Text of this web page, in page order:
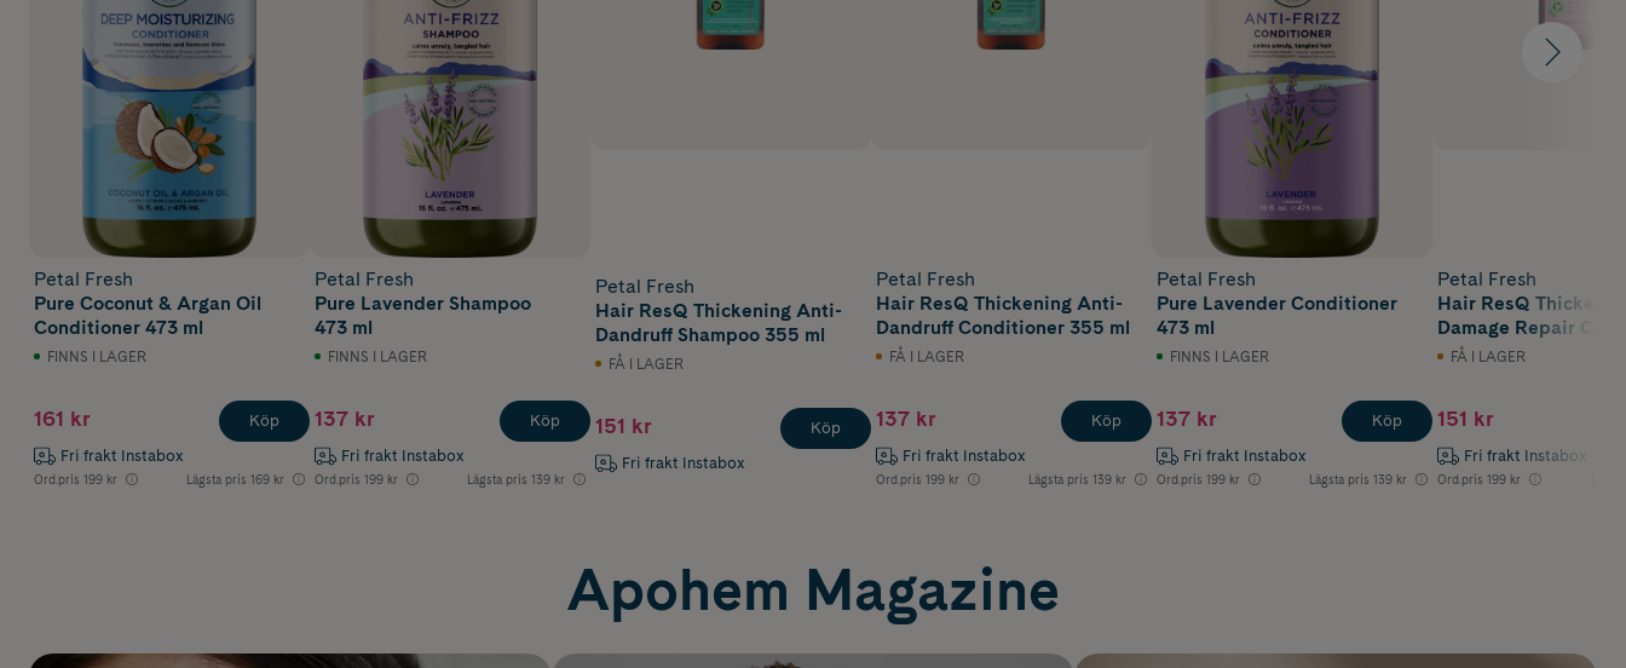
Petal Fresh
Pure Coconut & Argan Oil
Conditioner 473 ml
FINNS I LAGER
161 kr
Fri frakt Instabox
Ord.pris 199 kr Lägsta pris 169 kr
Köp
Petal Fresh
Pure Lavender Shampoo
473 ml
FINNS I LAGER
137 kr
Fri frakt Instabox
Ord.pris 199 kr Lägsta pris 139 kr
Köp
Petal Fresh
Hair ResQ Thickening Anti-
Dandruff Shampoo 355 ml
FÅ I LAGER
151 kr
Fri frakt Instabox
Köp
Petal Fresh
Hair ResQ Thickening Anti-
Dandruff Conditioner 355 ml
FÅ I LAGER
137 kr
Fri frakt Instabox
Ord.pris 199 kr Lägsta pris 139 kr
Köp
Petal Fresh
Pure Lavender Conditioner
473 ml
FINNS I LAGER
137 kr
Fri frakt Instabox
Ord.pris 199 kr Lägsta pris 139 kr
Köp
Petal Fresh
Hair ResQ
Damage Repair
355 ml
FÅ I LAGER
151 kr
Fri frakt Instabox
Ord.pris 199 kr
Apohem Magazine